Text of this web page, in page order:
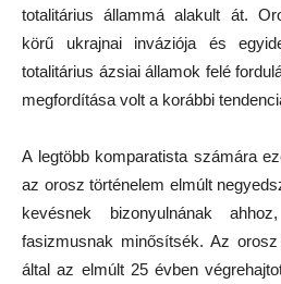
totalitárius állammá alakult át.
körű ukrajnai inváziója és
totalitárius ázsiai államok felé
megfordítása volt a korábbi
A legtöbb komparatista számára
az orosz történelem elmúlt
kevésnek bizonyulnának
fasizmusnak minősítsék. Az
által az elmúlt 25 évben